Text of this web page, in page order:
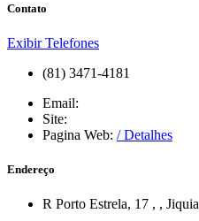
Contato
Exibir Telefones
(81) 3471-4181
Email:
Site:
Pagina Web: / Detalhes
Endereço
R Porto Estrela, 17 , , Jiquia